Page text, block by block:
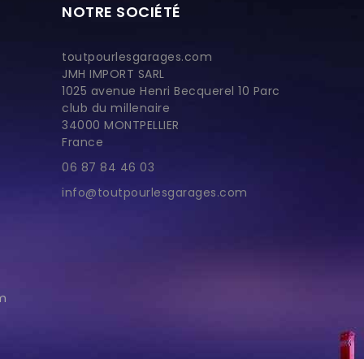
NOTRE SOCIÉTÉ
toutpourlesgarages.com
JMH IMPORT SARL
1025 avenue Henri Becquerel 10 Parc
club du millenaire
34000 MONTPELLIER
France
06 87 84 46 03
info@toutpourlesgarages.com